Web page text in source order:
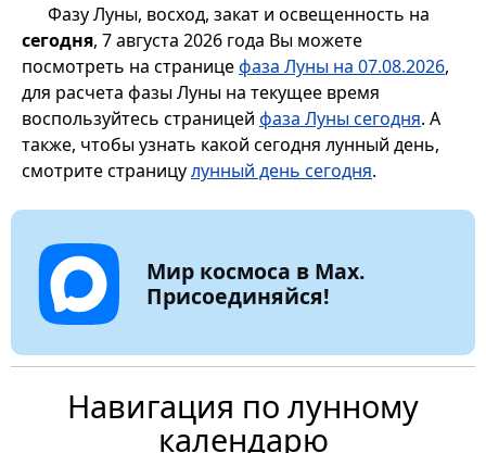
Фазу Луны, восход, закат и освещенность на
сегодня, 7 августа 2026 года Вы можете
посмотреть на страницефаза Луны на 07.08.2026,
для расчета фазы Луны на текущее время
воспользуйтесь страницей фаза Луны сегодня. А
также, чтобы узнать какой сегодня лунный день,
смотрите страницулунный день сегодня.
Мир космоса в Max.
Присоединяйся!
Навигация по лунному
календарю